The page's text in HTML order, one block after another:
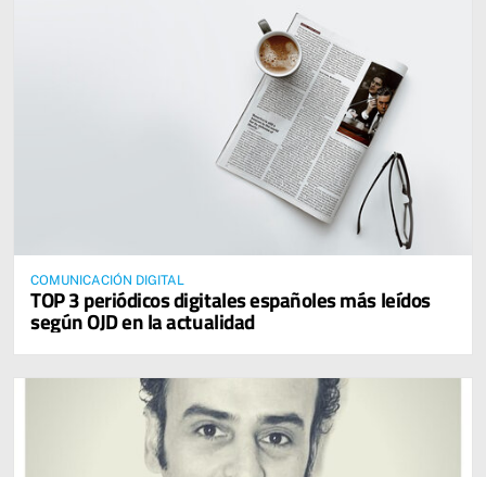
COMUNICACIÓN DIGITAL
TOP 3 periódicos digitales españoles más leídos
según OJD en la actualidad